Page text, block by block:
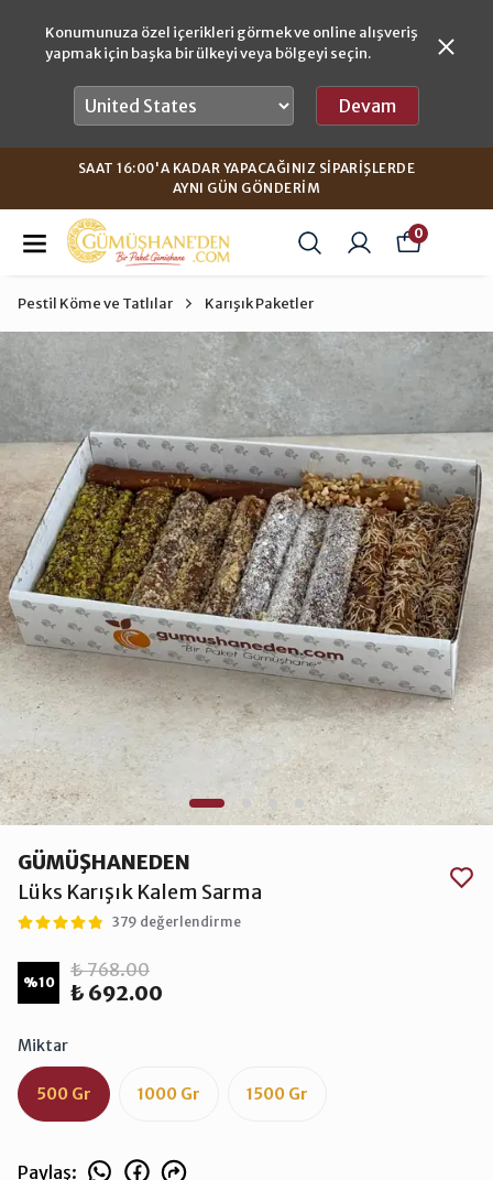
Konumunuza özel içerikleri görmek ve online alışveriş
yapmak için başka bir ülkeyi veya bölgeyi seçin.
Devam
SAAT 16:00'A KADAR YAPACAĞINIZ SIPARIŞLERDE
AYNI GÜN GÖNDERIM
0
Pestil Köme ve Tatlılar Karışık Paketler
GÜMÜŞHANEDEN
Lüks Karışık Kalem Sarma
379 değerlendirme
%10
₺ 768.00
₺ 692.00
Miktar
500 Gr 1000 Gr 1500 Gr
Paylaş: